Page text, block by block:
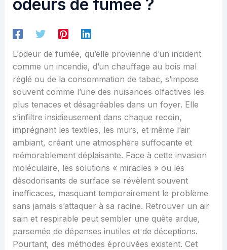
odeurs de fumée ?
L’odeur de fumée, qu’elle provienne d’un incident
comme un incendie, d’un chauffage au bois mal
réglé ou de la consommation de tabac, s’impose
souvent comme l’une des nuisances olfactives les
plus tenaces et désagréables dans un foyer. Elle
s’infiltre insidieusement dans chaque recoin,
imprégnant les textiles, les murs, et même l’air
ambiant, créant une atmosphère suffocante et
mémorablement déplaisante. Face à cette invasion
moléculaire, les solutions « miracles » ou les
désodorisants de surface se révèlent souvent
inefficaces, masquant temporairement le problème
sans jamais s’attaquer à sa racine. Retrouver un air
sain et respirable peut sembler une quête ardue,
parsemée de dépenses inutiles et de déceptions.
Pourtant, des méthodes éprouvées existent. Cet